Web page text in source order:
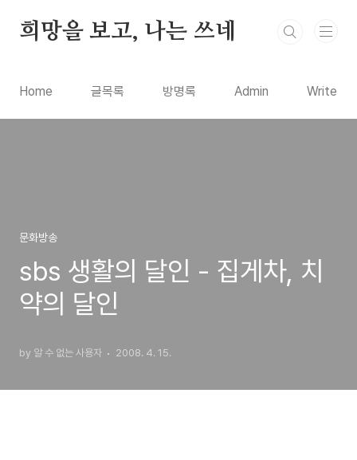
희망을 보고, 나는 쓰네
Home 글목록 방명록 Admin Write
문화방송
sbs 생활의 달인 - 집게차, 치
약의 달인
by 알 수 없는 사용자 2008. 4. 15.